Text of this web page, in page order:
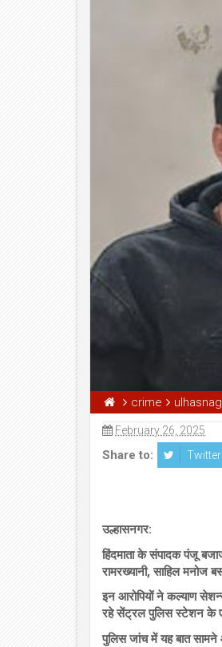
crime
February 26, 2025
Share to: Twitter
उल्हासनगर:
हिंदमाता के संपादक पंजू
रामरख्यानी, साहिल मनोज
इन आरोपियों ने कल्याण
रहे सेंट्रल पुलिस स्टेशन के
पुलिस जांच में यह बात